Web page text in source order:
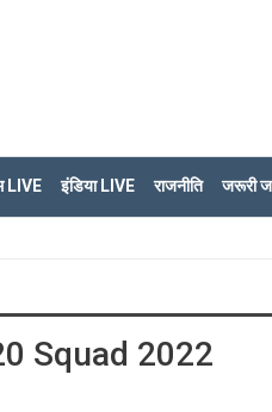
LIVE इंडिया LIVE राजनीति जरूरी
Squad 2022